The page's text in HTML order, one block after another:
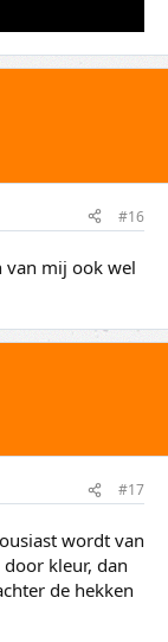
#16
van mij ook wel
#17
wordt van
kleur, dan
de hekken